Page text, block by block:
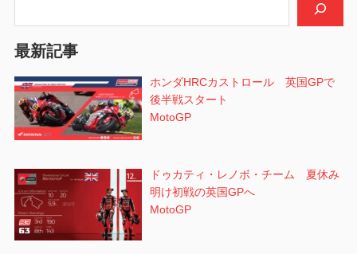
ン
最新記事
ホンダHRCカストロール 英国GPで
後半戦スタート
MotoGP
ドゥカティ・レノボ・チーム 夏休み
明け初戦の英国GPへ
MotoGP